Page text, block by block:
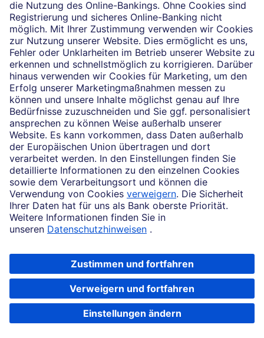
Einblicke
Unsere Partnerschaften
News
Impressum
Rechtliche Hinweise
Datenschutz
Zugänglichkeit
Cookie-Einstellungen
Copyright © 2026 Deutsche Bank AG, Frankfurt am Main